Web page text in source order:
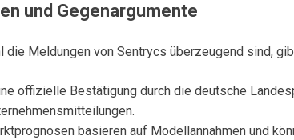
und Gegenargumente
die Meldungen von Sentrycs überzeugend sind,
offizielle Bestätigung durch die deutsche
basieren auf Modellannahmen und